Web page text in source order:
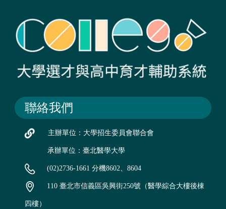
聯絡我們
主辦單位：大學招生委員會聯合會
承辦單位：臺北醫學大學
(02)2736-1661 分機8602、8604
110 臺北市信義區吳興街250號（醫學綜合大樓後棟
四樓）